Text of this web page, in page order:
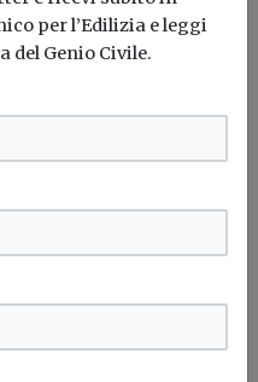
attività
per l’Edilizia e leggi
del Genio Civile.